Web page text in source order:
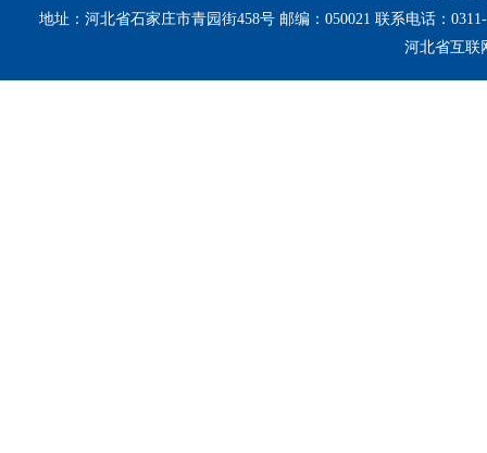
地址：河北省石家庄市青园街458号 邮编：050021 联系电话：
河北省互联